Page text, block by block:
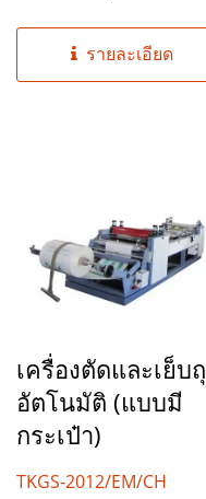
รายละเอียด
เครื่องตัดและเย็บ
อัตโนมัติ (แบบมี
กระเป๋า)
TKGS-2012/EM/CH